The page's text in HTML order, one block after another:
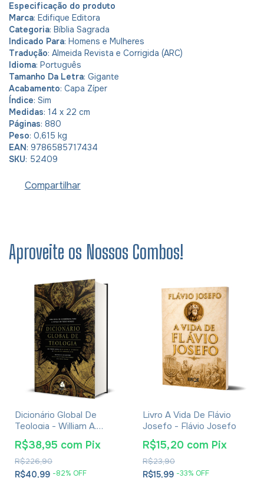
Especificação do produto
Marca: Edifique Editora
Categoria: Bíblia Sagrada
Indicado Para: Homens e Mulheres
Tradução: Almeida Revista e Corrigida (ARC)
Idioma: Português
Tamanho Da Letra: Gigante
Acabamento: Capa Zíper
Índice: Sim
Medidas: 14 x 22 cm
Páginas: 880
Peso: 0,615 kg
EAN: 9786585717434
SKU: 52409
Compartilhar
Aproveite os Nossos Combos!
Dicionário Global De
Teologia - William A.
Dyrness
R$40,99 -82% OFF
R$226,90
R$38,95 com Pix
Livro A Vida De Flávio
Josefo - Flávio Josefo
R$15,99 -33% OFF
R$23,90
R$15,20 com Pix